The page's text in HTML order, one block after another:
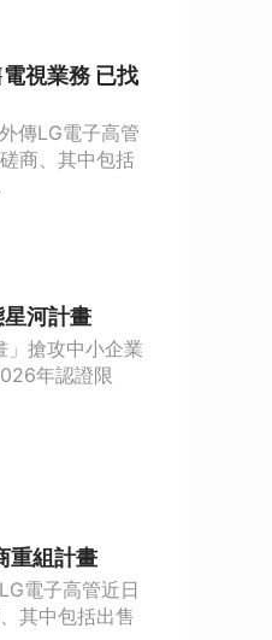
視業務 已找
傳LG電子高管
商、其中包括
河計畫
搶攻中小企業
年認證限
重組計畫
電子高管近日
其中包括出售